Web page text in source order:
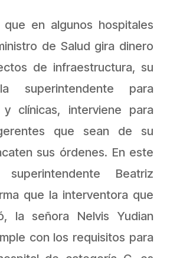
que en algunos hospitales
de Salud gira dinero
de infraestructura, su
superintendente para
y clínicas, interviene para
que sean de su
sus órdenes. En este
Beatriz
que la interventora que
la señora Nelvis Yudian
con los requisitos para